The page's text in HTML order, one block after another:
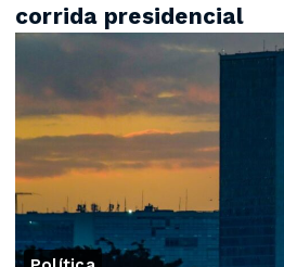
corrida presidencial